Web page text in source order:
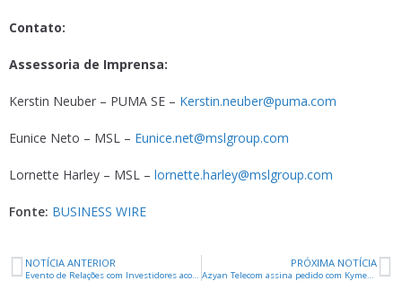
Contato:
Assessoria de Imprensa:
Kerstin Neuber – PUMA SE – Kerstin.neuber@puma.com
Eunice Neto – MSL – Eunice.net@mslgroup.com
Lornette Harley – MSL – lornette.harley@mslgroup.com
Fonte: BUSINESS WIRE
NOTÍCIA ANTERIOR
Evento de Relações com Investidores acontece em 26 e 27 de junho de 2023
PRÓXIMA NOTÍCIA
Azyan Telecom assina pedido com Kymeta para levar o primeiro terminal de painel plano ao mercado de LEO em Omã